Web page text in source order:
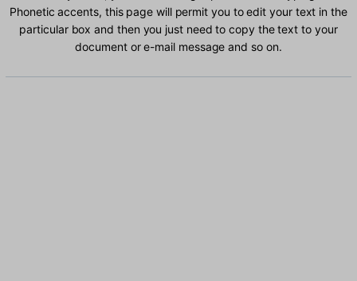
Phonetic accents, this page will permit you to edit your text in the
particular box and then you just need to copy the text to your
document or e-mail message and so on.